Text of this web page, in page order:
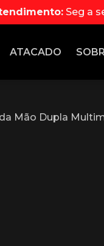
Seg a
ATACADO
Mão Dupla